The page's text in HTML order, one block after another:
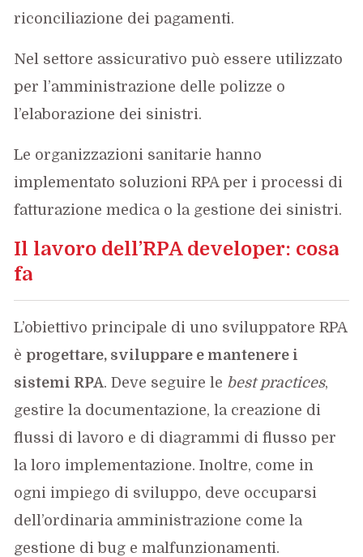
riconciliazione dei pagamenti.
Nel settore assicurativo può essere utilizzato
per l’amministrazione delle polizze o
l’elaborazione dei sinistri.
Le organizzazioni sanitarie hanno
implementato soluzioni RPA per i processi di
fatturazione medica o la gestione dei sinistri.
Il lavoro dell’RPA developer: cosa
fa
L’obiettivo principale di uno sviluppatore RPA
è progettare, sviluppare e mantenere i
sistemi RPA. Deve seguire le best practices,
gestire la documentazione, la creazione di
flussi di lavoro e di diagrammi di flusso per
la loro implementazione. Inoltre, come in
ogni impiego di sviluppo, deve occuparsi
dell’ordinaria amministrazione come la
gestione di bug e malfunzionamenti.